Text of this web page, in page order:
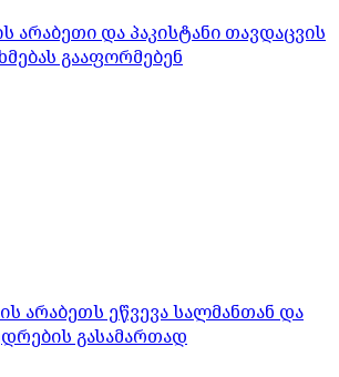
არაბეთი და პაკისტანი თავდაცვის
გააფორმებენ
არაბეთს ეწვევა სალმანთან და
გასამართად